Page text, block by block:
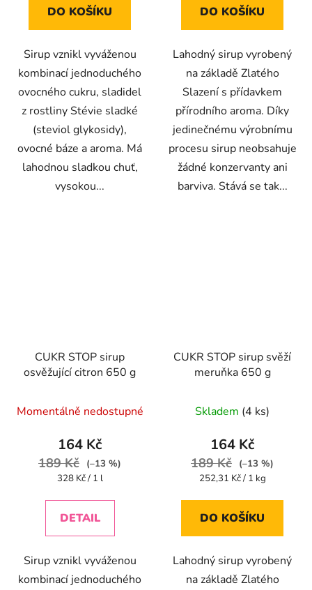
DO KOŠÍKU
Sirup vznikl vyváženou
kombinací jednoduchého
ovocného cukru, sladidel
z rostliny Stévie sladké
(steviol glykosidy),
ovocné báze a aroma. Má
lahodnou sladkou chuť,
vysokou...
DO KOŠÍKU
Lahodný sirup vyrobený
na základě Zlatého
Slazení s přídavkem
přírodního aroma. Díky
jedinečnému výrobnímu
procesu sirup neobsahuje
žádné konzervanty ani
barviva. Stává se tak...
CUKR STOP sirup
osvěžující citron 650 g
Momentálně nedostupné
164 Kč
189 Kč
(–13 %)
Měrná
328 Kč / 1 l
DETAIL
Sirup vznikl vyváženou
kombinací jednoduchého
CUKR STOP sirup svěží
meruňka 650 g
Skladem (4 ks)
164 Kč
189 Kč
(–13 %)
Měrná
252,31 Kč / 1 kg
DO KOŠÍKU
Lahodný sirup vyrobený
na základě Zlatého